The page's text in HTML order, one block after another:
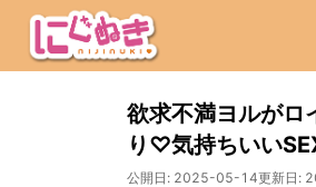
欲求不満ヨルがロ
り♡気持ちいい
公開日: 2025-05-14更新日: